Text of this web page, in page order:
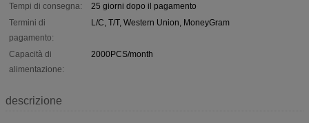
Tempi di consegna:
25 giorni dopo il pagamento
Termini di
pagamento:
L/C, T/T, Western Union, MoneyGram
Capacità di
alimentazione:
2000PCS/month
descrizione